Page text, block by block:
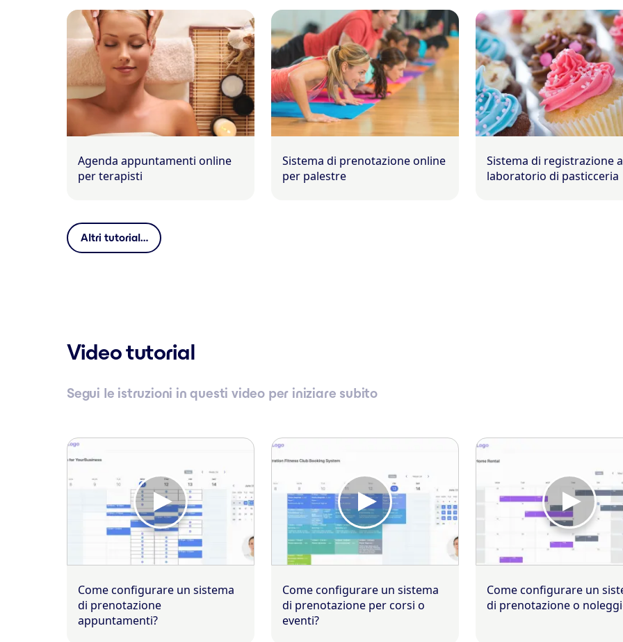
Agenda appuntamenti online
per terapisti
Sistema di prenotazione online
per palestre
Sistema di registrazione
laboratorio di pasticceria
Altri tutorial…
Video tutorial
Segui le istruzioni in questi video per iniziare subito
Come configurare un sistema
di prenotazione
appuntamenti?
Come configurare un sistema
di prenotazione per corsi o
eventi?
Come configurare un
di prenotazione o